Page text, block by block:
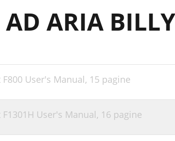
ARIA
User's Manual, 15 pagine
User's Manual, 16 pagine